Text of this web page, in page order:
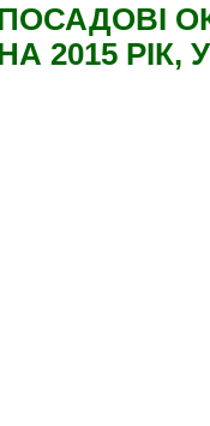
2015